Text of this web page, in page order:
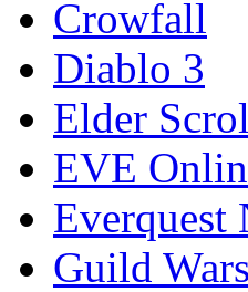
Crowfall
Diablo 3
Elder
EVE
Everquest
Guild